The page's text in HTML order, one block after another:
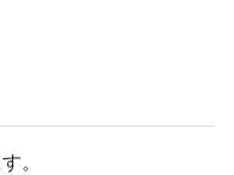
。